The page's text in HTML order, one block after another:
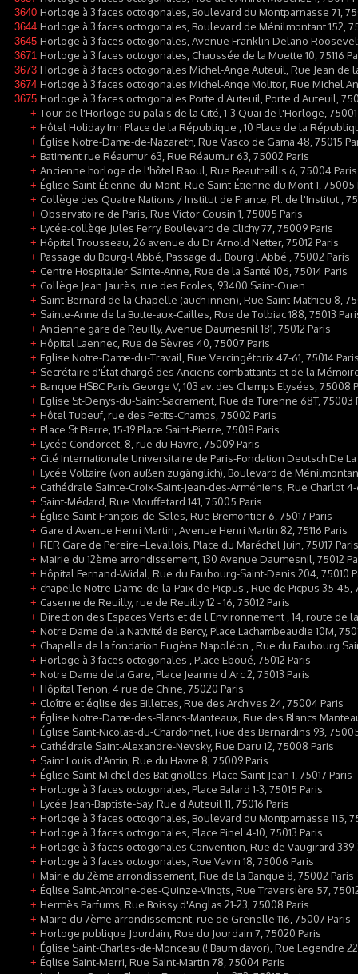
3640 Horloge à 3 faces octogonales, Boulevard du Montparnasse 71,
3644 Horloge à 3 faces octogonales, Boulevard de Ménilmontant 152,
3645 Horloge à 3 faces octogonales, Avenue Franklin Delano
3671 Horloge à 3 faces octogonales, Chaussée de la Muette 10, 75116
3673 Horloge à 3 faces octogonales Michel-Ange Auteuil, Rue Jean de
3674 Horloge à 3 faces octogonales Michel-Ange Molitor, Rue Michel
3675 Horloge à 3 faces octogonales Porte d Auteuil, Porte d Auteuil,
+ Tour de l'Horloge du palais de la Cité, 1-3 Quai de l'Horloge,
+ Hôtel Holiday Inn Place de la République , 10 Place de la
+ Église Notre-Dame-de-Nazareth, Rue Vasco de Gama 48, 75015
+ Batiment rue Réaumur 63, Rue Réaumur 63, 75002 Paris
+ Ancienne horloge de l'hôtel Raoul, Rue Beautreillis 6, 75004 Paris
+ Église Saint-Étienne-du-Mont, Rue Saint-Étienne du Mont 1, 75005
+ Collège des Quatre Nations / Institut de France, Pl. de l'Institut ,
+ Observatoire de Paris, Rue Victor Cousin 1, 75005 Paris
+ Lycée-collège Jules Ferry, Boulevard de Clichy 77, 75009 Paris
+ Hôpital Trousseau, 26 avenue du Dr Arnold Netter, 75012 Paris
+ Passage du Bourg-l Abbé, Passage du Bourg l Abbé , 75002 Paris
+ Centre Hospitalier Sainte-Anne, Rue de la Santé 106, 75014 Paris
+ Collège Jean Jaurès, rue des Ecoles, 93400 Saint-Ouen
+ Saint-Bernard de la Chapelle (auch innen), Rue Saint-Mathieu 8,
+ Sainte-Anne de la Butte-aux-Cailles, Rue de Tolbiac 188, 75013
+ Ancienne gare de Reuilly, Avenue Daumesnil 181, 75012 Paris
+ Hôpital Laennec, Rue de Sèvres 40, 75007 Paris
+ Eglise Notre-Dame-du-Travail, Rue Vercingétorix 47-61, 75014
+ Secrétaire d'État chargé des Anciens combattants et de la
+ Banque HSBC Paris George V, 103 av. des Champs Elysées, 75008
+ Eglise St-Denys-du-Saint-Sacrement, Rue de Turenne 68T, 75003
+ Hôtel Tubeuf, rue des Petits-Champs, 75002 Paris
+ Place St Pierre, 15-19 Place Saint-Pierre, 75018 Paris
+ Lycée Condorcet, 8, rue du Havre, 75009 Paris
+ Cité Internationale Universitaire de Paris-Fondation Deutsch De La
+ Lycée Voltaire (von außen zugänglich), Boulevard de Ménilmontant
+ Cathédrale Sainte-Croix-Saint-Jean-des-Arméniens, Rue Charlot
+ Saint-Médard, Rue Mouffetard 141, 75005 Paris
+ Église Saint-François-de-Sales, Rue Bremontier 6, 75017 Paris
+ Gare d Avenue Henri Martin, Avenue Henri Martin 82, 75116 Paris
+ RER Gare de Pereire–Levallois, Place du Maréchal Juin, 75017 Paris
+ Mairie du 12ème arrondissement, 130 Avenue Daumesnil, 75012
+ Hôpital Fernand-Widal, Rue du Faubourg-Saint-Denis 204, 75010
+ chapelle Notre-Dame-de-la-Paix-de-Picpus , Rue de Picpus 35-45,
+ Caserne de Reuilly, rue de Reuilly 12 - 16, 75012 Paris
+ Direction des Espaces Verts et de l Environnement , 14, route de
+ Notre Dame de la Nativité de Bercy, Place Lachambeaudie 10M,
+ Chapelle de la fondation Eugène Napoléon , Rue du Faubourg
+ Horloge à 3 faces octogonales , Place Eboué, 75012 Paris
+ Notre Dame de la Gare, Place Jeanne d Arc 2, 75013 Paris
+ Hôpital Tenon, 4 rue de Chine, 75020 Paris
+ Cloître et église des Billettes, Rue des Archives 24, 75004 Paris
+ Église Notre-Dame-des-Blancs-Manteaux, Rue des Blancs
+ Église Saint-Nicolas-du-Chardonnet, Rue des Bernardins 93,
+ Cathédrale Saint-Alexandre-Nevsky, Rue Daru 12, 75008 Paris
+ Saint Louis d'Antin, Rue du Havre 8, 75009 Paris
+ Église Saint-Michel des Batignolles, Place Saint-Jean 1, 75017 Paris
+ Horloge à 3 faces octogonales, Place Balard 1-3, 75015 Paris
+ Lycée Jean-Baptiste-Say, Rue d Auteuil 11, 75016 Paris
+ Horloge à 3 faces octogonales, Boulevard du Montparnasse 115,
+ Horloge à 3 faces octogonales, Place Pinel 4-10, 75013 Paris
+ Horloge à 3 faces octogonales Convention, Rue de Vaugirard 339-
+ Horloge à 3 faces octogonales, Rue Vavin 18, 75006 Paris
+ Mairie du 2ème arrondissement, Rue de la Banque 8, 75002 Paris
+ Église Saint-Antoine-des-Quinze-Vingts, Rue Traversière 57,
+ Hermès Parfums, Rue Boissy d'Anglas 21-23, 75008 Paris
+ Maire du 7ème arrondissement, rue de Grenelle 116, 75007 Paris
+ Horloge publique Jourdain, Rue du Jourdain 7, 75020 Paris
+ Église Saint-Charles-de-Monceau (! Baum davor), Rue Legendre
+ Église Saint-Merri, Rue Saint-Martin 78, 75004 Paris